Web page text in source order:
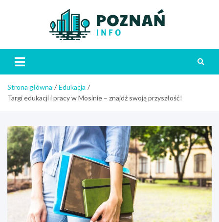
Strona główna
Edukacja
Targi edukacji i pracy w Mosinie – znajdź swoją przyszłość!